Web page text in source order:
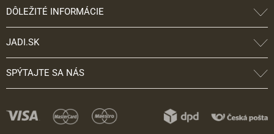
DÔLEŽITÉ INFORMÁCIE
JADI.SK
SPÝTAJTE SA NÁS